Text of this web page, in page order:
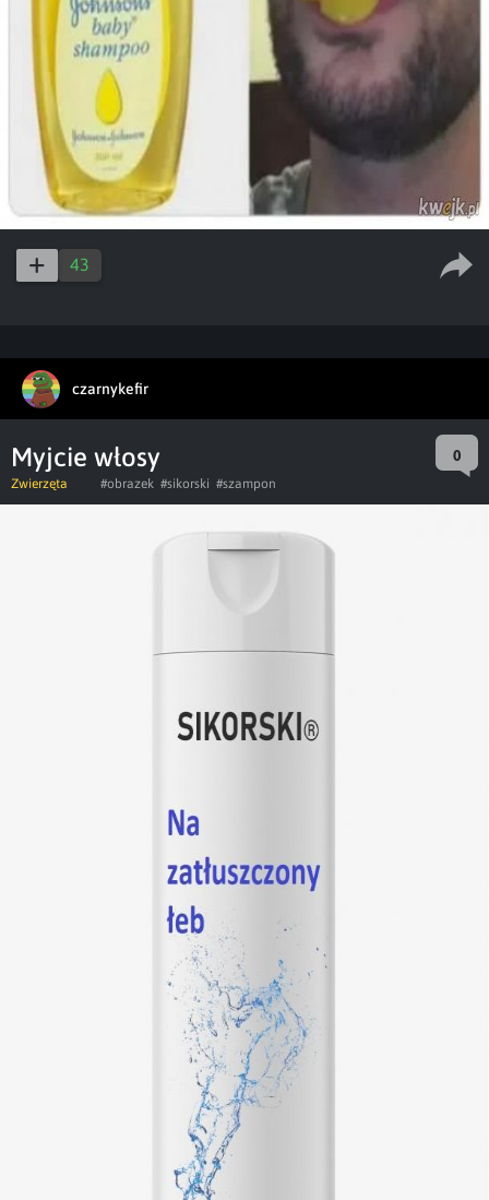
43
czarnykefir
Myjcie włosy 0
Zwierzęta #obrazek #sikorski #szampon